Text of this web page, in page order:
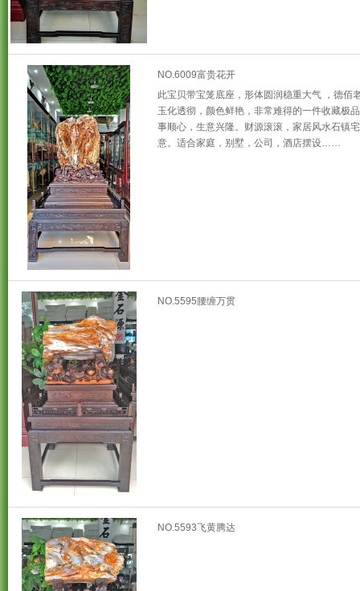
NO.6009富贵花开
此宝贝带宝笼底座，形体圆润稳重大气 ，德佰
玉化透彻，颜色鲜艳，非常难得的一件收藏极
事顺心，生意兴隆。财源滚滚，家居风水石镇
意。适合家庭，别墅，公司，酒店摆设……
NO.5595腰缠万贯
NO.5593飞黄腾达